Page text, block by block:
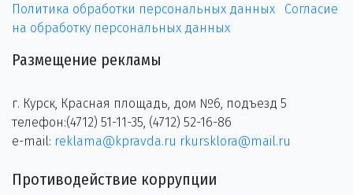
Политика обработки персональных данных
Согласие
на обработку персональных данных
Размещение рекламы
г. Курск, Красная площадь, дом №6, подъезд 5
телефон:(4712) 51-11-35, (4712) 52-16-86
e-mail: reklama@kpravda.ru rkursklora@mail.ru
Противодействие коррупции